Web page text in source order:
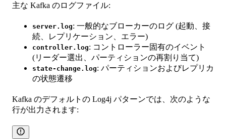
主な Kafka のログファイル:
server.log: 一般的なブローカーのログ (起動、接
続、レプリケーション、エラー)
controller.log: コントローラー固有のイベント
(リーダー選出、パーティションの再割り当て)
state-change.log: パーティションおよびレプリカ
の状態遷移
Kafka のデフォルトの Log4j パターンでは、次のような
行が出力されます: